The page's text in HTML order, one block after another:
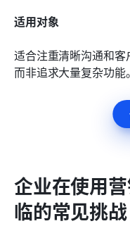
适用对象
适合注重清晰沟通和客
而非追求大量复杂功能。
企业在使用
临的常见挑战